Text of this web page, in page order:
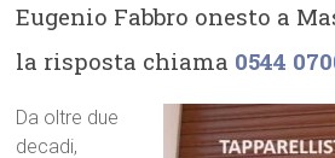
Eugenio Fabbro onesto a
la risposta chiama 0544
Da oltre due
decadi,